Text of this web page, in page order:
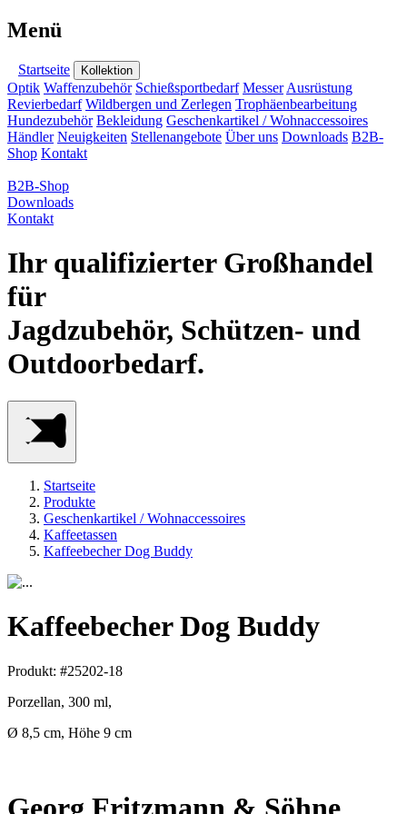
Menü
Startseite Kollektion
Optik Waffenzubehör Schießsportbedarf Messer Ausrüstung
Revierbedarf Wildbergen und Zerlegen Trophäenbearbeitung
Hundezubehör Bekleidung Geschenkartikel / Wohnaccessoires
Händler Neuigkeiten Stellenangebote Über uns Downloads B2B-
Shop Kontakt
B2B-Shop
Downloads
Kontakt
Ihr qualifizierter Großhandel
für
Jagdzubehör, Schützen- und
Outdoorbedarf.
Startseite
Produkte
Geschenkartikel / Wohnaccessoires
Kaffeetassen
Kaffeebecher Dog Buddy
Kaffeebecher Dog Buddy
Produkt: #25202-18
Porzellan, 300 ml,
Ø 8,5 cm, Höhe 9 cm